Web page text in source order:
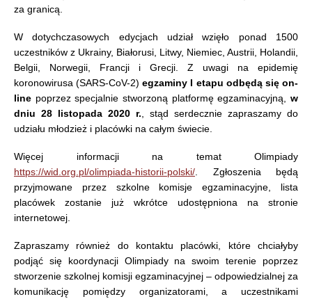
za granicą.
W dotychczasowych edycjach udział wzięło ponad 1500
uczestników z Ukrainy, Białorusi, Litwy, Niemiec, Austrii, Holandii,
Belgii, Norwegii, Francji i Grecji. Z uwagi na epidemię
koronowirusa (SARS-CoV-2)egzaminy I etapu odbędą się on-
line poprzez specjalnie stworzoną platformę egzaminacyjną, w
dniu 28 listopada 2020 r. , stąd serdecznie zapraszamy do
udziału młodzież i placówki na całym świecie.
Więcej informacji na temat Olimpiady
https://wid.org.pl/olimpiada-historii-polski/ . Zgłoszenia będą
przyjmowane przez szkolne komisje egzaminacyjne, lista
placówek zostanie już wkrótce udostępniona na stronie
internetowej.
Zapraszamy również do kontaktu placówki, które chciałyby
podjąć się koordynacji Olimpiady na swoim terenie poprzez
stworzenie szkolnej komisji egzaminacyjnej – odpowiedzialnej za
komunikację pomiędzy organizatorami, a uczestnikami